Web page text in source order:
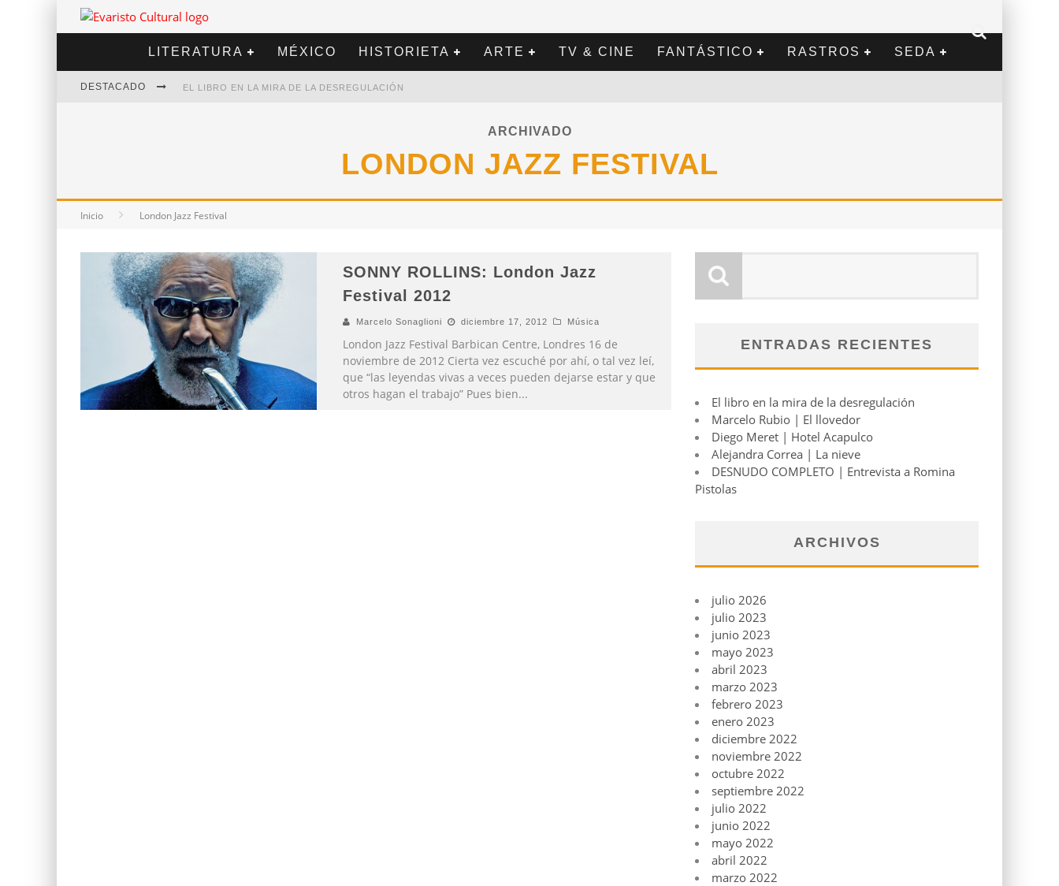
LITERATURA MÉXICO HISTORIETA ARTE TV & CINE FANTÁSTICO RASTROS SEDA
DESTACADO EL LIBRO EN LA MIRA DE LA DESREGULACIÓN
DIEGO MERET | HOTEL ACAPULCO
ARCHIVADO
LONDON JAZZ FESTIVAL
Inicio London Jazz Festival
SONNY ROLLINS: London Jazz
Festival 2012
Marcelo Sonaglioni diciembre 17, 2012 Música
London Jazz Festival Barbican Centre, Londres 16 de
noviembre de 2012 Cierta vez escuché por ahí, o tal vez leí,
que “las leyendas vivas a veces pueden dejarse estar y que
otros hagan el trabajo” Pues bien...
ENTRADAS RECIENTES
El libro en la mira de la desregulación
Marcelo Rubio | El llovedor
Diego Meret | Hotel Acapulco
Alejandra Correa | La nieve
DESNUDO COMPLETO | Entrevista a Romina
Pistolas
ARCHIVOS
julio 2026
julio 2023
junio 2023
mayo 2023
abril 2023
marzo 2023
febrero 2023
enero 2023
diciembre 2022
noviembre 2022
octubre 2022
septiembre 2022
julio 2022
junio 2022
mayo 2022
abril 2022
marzo 2022